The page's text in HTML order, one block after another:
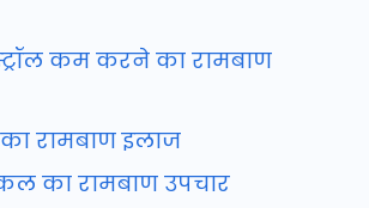
कम करने का रामबाण
रामबाण इलाज
का रामबाण उपचार